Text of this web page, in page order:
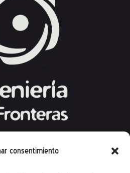
consentimiento
de Ingeniería Sin